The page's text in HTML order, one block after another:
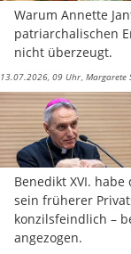
Warum Annette
patriarchalischen
nicht überzeugt.
13.07.2026, 09 Uhr Margarete
Benedikt XVI.
sein früherer
konzilsfeindlich –
angezogen.